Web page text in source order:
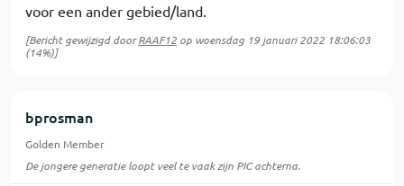
voor een ander gebied/land.
[Bericht gewijzigd doorRAAF12 op woensdag 19 januari 2022 18:06:03
(14%)]
bprosman
Golden Member
De jongere generatie loopt veel te vaak zijn PIC achterna.